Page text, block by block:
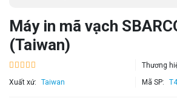
Máy in mã vạch
(Taiwan)
Thương
Xuất xứ: Taiwan Mã SP: